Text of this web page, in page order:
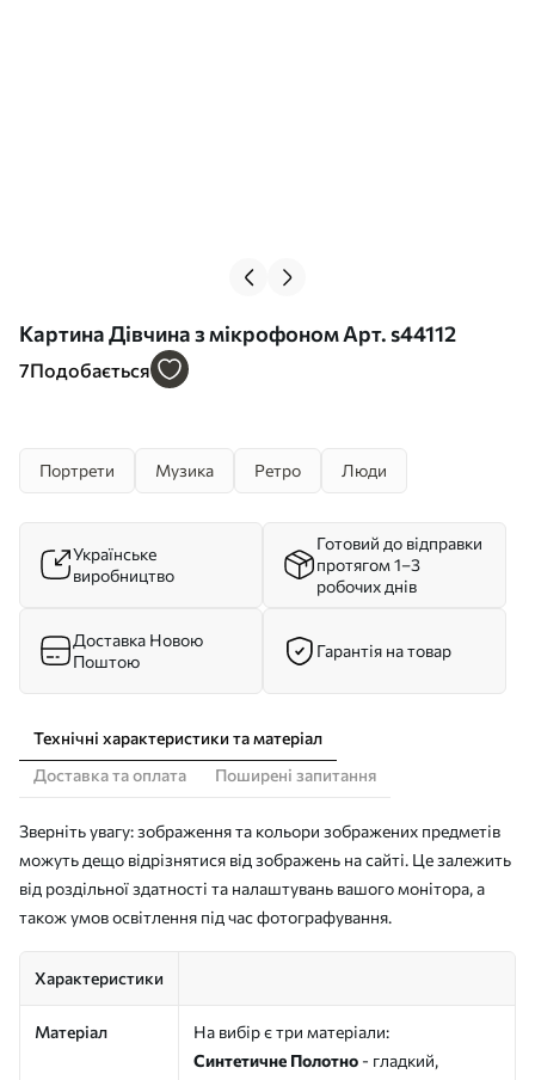
Картина Дівчина з мікрофоном Арт. s44112
7Подобається
Портрети Музика Ретро Люди
Українське
виробництво
Готовий до відправки
протягом 1–3
робочих днів
Доставка Новою
Поштою
Гарантія на товар
Технічні характеристики та матеріал
Доставка та оплата
Поширені запитання
Зверніть увагу: зображення та кольори зображених предметів
можуть дещо відрізнятися від зображень на сайті. Це залежить
від роздільної здатності та налаштувань вашого монітора, а
також умов освітлення під час фотографування.
Характеристики
Матеріал
На вибір є три матеріали:
Синтетичне Полотно - гладкий,